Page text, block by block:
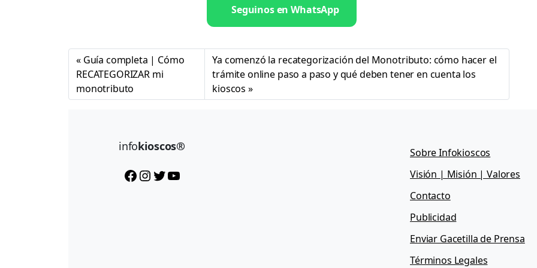
Seguinos en WhatsApp
Guía completa | Cómo
RECATEGORIZAR mi
monotributo
Ya comenzó la recategorización del Monotributo: cómo hacer el
trámite online paso a paso y qué deben tener en cuenta los
kioscos
infokioscos®
Facebook Instagram Twitter YouTube
Sobre Infokioscos
Visión | Misión | Valores
Contacto
Publicidad
Enviar Gacetilla de Prensa
Términos Legales